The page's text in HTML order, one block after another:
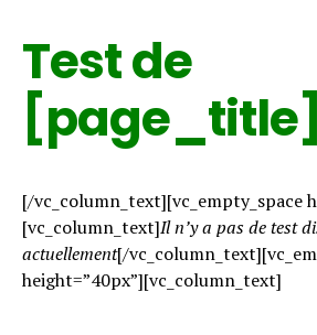
Test de
[page_title]
[/vc_column_text][vc_empty_space
[vc_column_text]Il n’y a pas de test
actuellement[/
height=”40px”][vc_column_text]